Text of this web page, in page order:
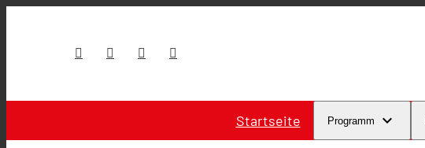
Startseite Programm